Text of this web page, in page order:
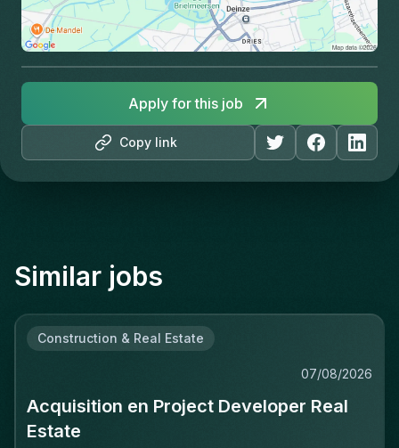
Copy link
Apply for this job
Similar jobs
Construction & Real Estate
07/08/2026
Acquisition en Project Developer Real
Estate